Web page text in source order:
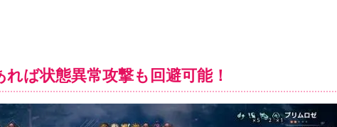
ば状態異常攻撃も回避可能！